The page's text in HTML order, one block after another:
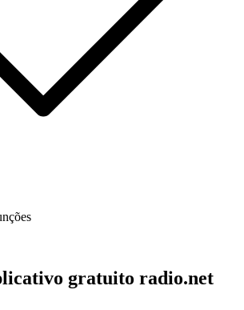
gratuito radio.net